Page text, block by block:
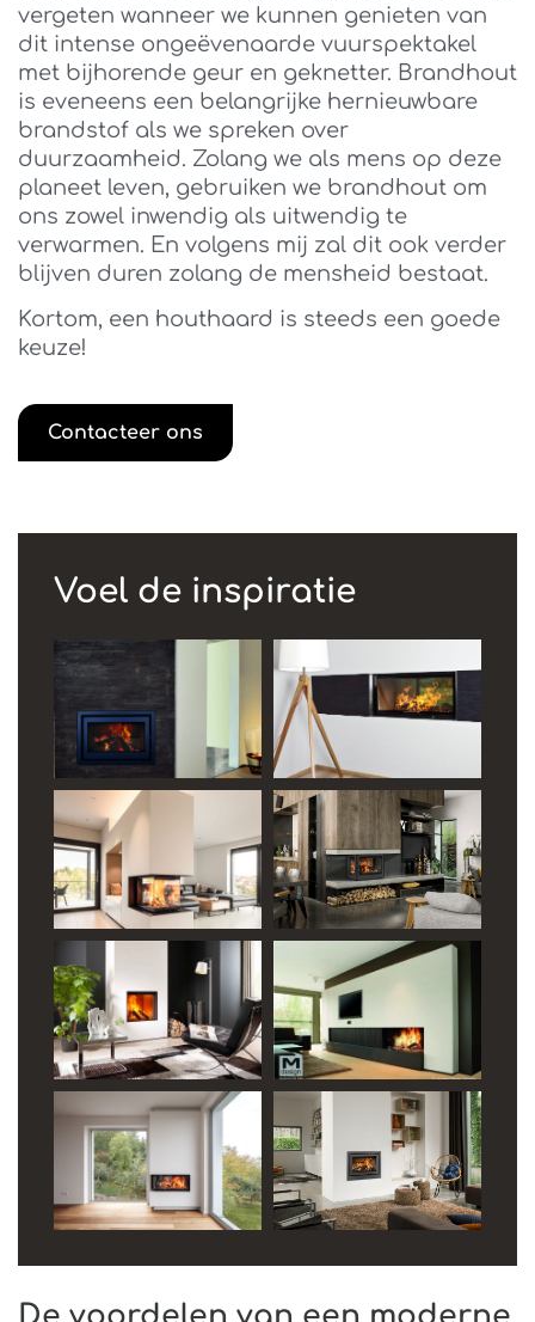
vergeten wanneer we kunnen genieten van
dit intense ongeëvenaarde vuurspektakel
met bijhorende geur en geknetter. Brandhout
is eveneens een belangrijke hernieuwbare
brandstof als we spreken over
duurzaamheid. Zolang we als mens op deze
planeet leven, gebruiken we brandhout om
ons zowel inwendig als uitwendig te
verwarmen. En volgens mij zal dit ook verder
blijven duren zolang de mensheid bestaat.
Kortom, een houthaard is steeds een goede
keuze!
Contacteer ons
Voel de inspiratie